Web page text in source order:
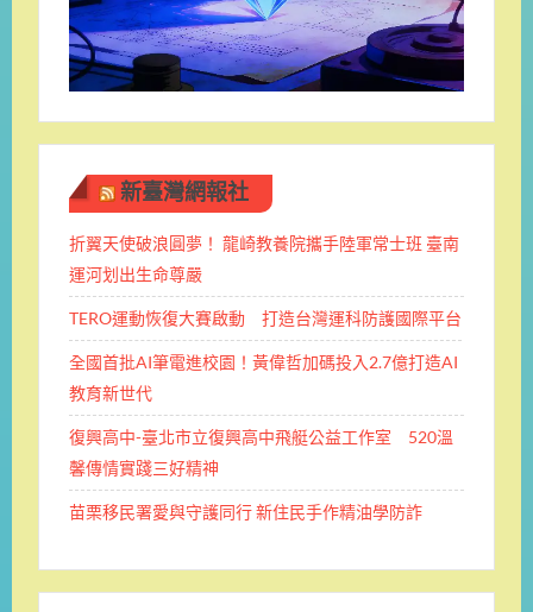
新臺灣網報社
折翼天使破浪圓夢！ 龍崎教養院攜手陸軍常士班 ​臺南
運河划出生命尊嚴
TERO運動恢復大賽啟動 打造台灣運科防護國際平台
全國首批AI筆電進校園！黃偉哲加碼投入2.7億打造AI
教育新世代
復興高中-臺北市立復興高中飛艇公益工作室 520溫
馨傳情實踐三好精神
苗栗移民署愛與守護同行 新住民手作精油學防詐